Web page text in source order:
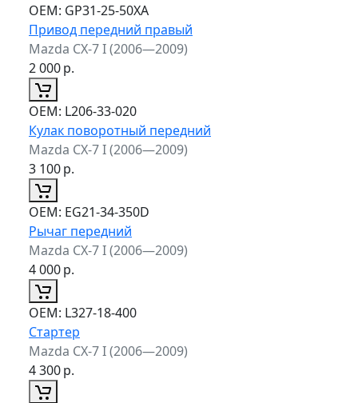
ОЕМ: GP31-25-50XA
Привод передний правый
Mazda CX-7 I (2006—2009)
2 000р.
ОЕМ: L206-33-020
Кулак поворотный передний
Mazda CX-7 I (2006—2009)
3 100р.
ОЕМ: EG21-34-350D
Рычаг передний
Mazda CX-7 I (2006—2009)
4 000р.
ОЕМ: L327-18-400
Стартер
Mazda CX-7 I (2006—2009)
4 300р.